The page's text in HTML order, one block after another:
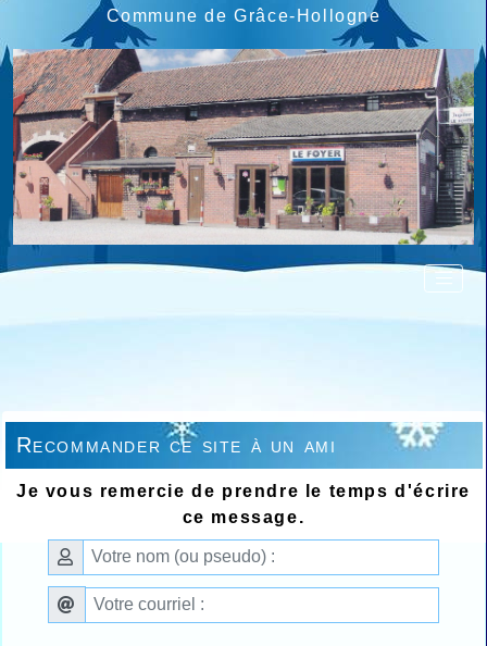
Commune de Grâce-Hollogne
Recommander ce site à un ami
Je vous remercie de prendre le temps d'écrire
ce message.